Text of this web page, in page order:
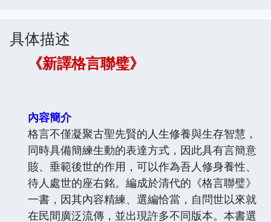
具体描述
《新譯格言聯璧》
內容簡介
格言不僅凝聚古聖先賢的人生修養與生存智慧，
同時具備簡練生動的表達方式，因此具有言簡意
賅、垂範後世的作用，可以作為吾人修身養性、
待人處世的座右銘。編成於清代的《格言聯璧》
一書，因其內容精練、選編恰當，自問世以來就
在民間廣泛流傳，並出現許多不同版本。本書選